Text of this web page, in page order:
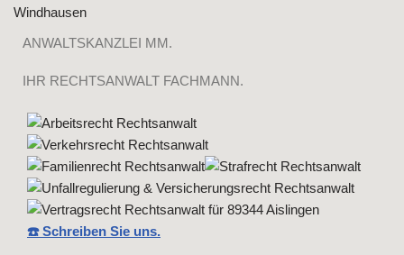
ANWALTSKANZLEI MM.
IHR RECHTSANWALT FACHMANN.
☎️ Schreiben Sie uns.